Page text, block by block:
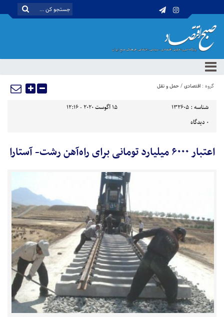
گروه : اقتصادی/حمل و نقل
شناسه : 132605
15 آگوست 2020 - 12:16
0 دیدگاه
اعتبار ۶۰۰۰ میلیارد تومانی برای راه‌آهن رشت- آستارا